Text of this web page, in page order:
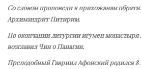
Со словом проповеди к прихожанам
Архимандрит Питирим.
По окончании литургии игумен
возглавил Чин о Панагии.
Преподобный Гавриил Афонский родился 8